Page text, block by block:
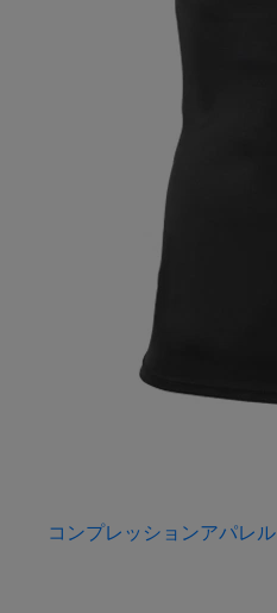
コンプレッションアパレル